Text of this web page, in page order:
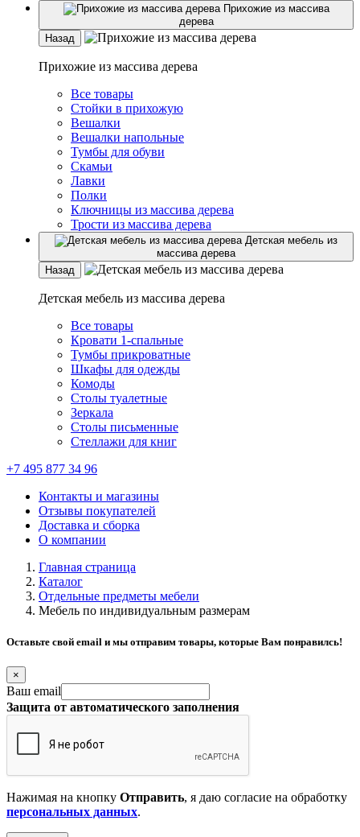
Прихожие из массива
дерева
Назад
Прихожие из массива дерева
Все товары
Стойки в прихожую
Вешалки
Вешалки напольные
Тумбы для обуви
Скамьи
Лавки
Полки
Ключницы из массива дерева
Трости из массива дерева
Детская мебель из
массива дерева
Назад
Детская мебель из массива дерева
Все товары
Кровати 1-спальные
Тумбы прикроватные
Шкафы для одежды
Комоды
Столы туалетные
Зеркала
Столы письменные
Стеллажи для книг
+7 495 877 34 96
Контакты и магазины
Отзывы покупателей
Доставка и сборка
О компании
Главная страница
Каталог
Отдельные предметы мебели
Мебель по индивидуальным размерам
Оставьте свой email и мы отправим товары, которые Вам понравилсь!
×
Ваш email
Защита от автоматического заполнения
Нажимая на кнопку Отправить, я даю согласие на обработку
персональных данных.